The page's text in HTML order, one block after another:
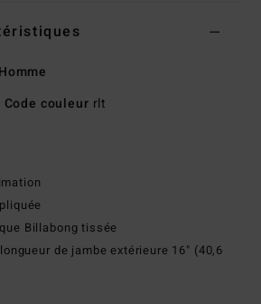
Code couleur rlt
Billabong tissée
de jambe extérieure 16" (40,6